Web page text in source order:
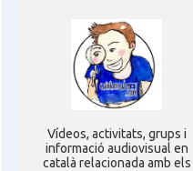
CAMON
CAMON
CAMON
Ví­deos, activitats, grups i
informació audiovisual en
català relacionada amb els